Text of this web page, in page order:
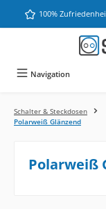
Zum Hauptinhalt springen
100%
Navigation
Schalter & Steckdosen
Polarweiß Glänzend
Polarweiß